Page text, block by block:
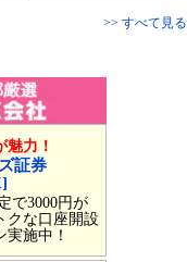
>> すべて見る
魅力！
証券
で3000円が
クな口座開設
実施中！